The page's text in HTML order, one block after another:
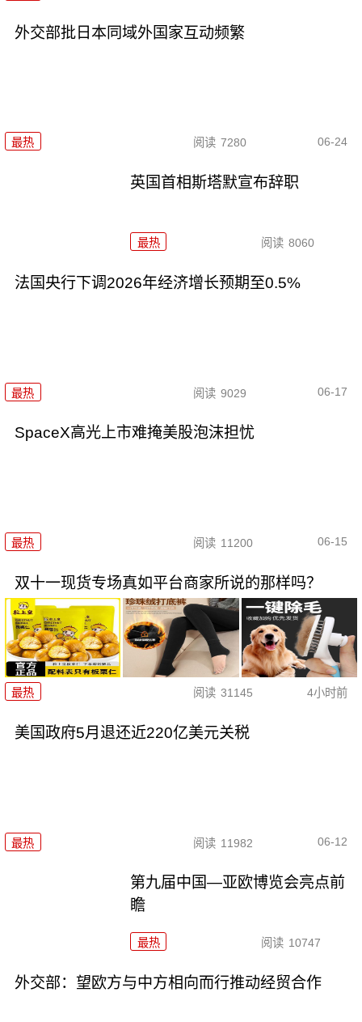
外交部批日本同域外国家互动频繁
最热 阅读 7280 06-24
英国首相斯塔默宣布辞职
最热 阅读 8060
法国央行下调2026年经济增长预期至0.5%
最热 阅读 9029 06-17
SpaceX高光上市难掩美股泡沫担忧
最热 阅读 11200 06-15
双十一现货专场真如平台商家所说的那样吗？
最热 阅读 31145 4小时前
美国政府5月退还近220亿美元关税
最热 阅读 11982 06-12
第九届中国—亚欧博览会亮点前
瞻
最热 阅读 10747
外交部：望欧方与中方相向而行推动经贸合作